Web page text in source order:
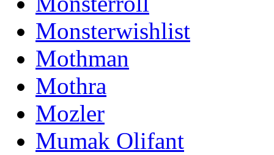
Monsterwishlist
Mothman
Mothra
Mozler
Mumak Olifant